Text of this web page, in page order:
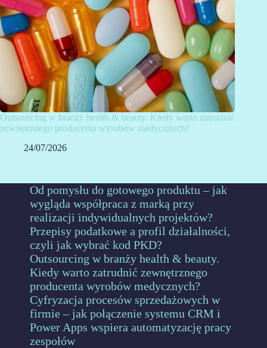
Outsourcing w branży health & beauty. Kiedy warto zatrudnić
zewnętrznego producenta wyrobów medycznych?
24/07/2026
Od pomysłu do gotowego produktu – jak
wygląda współpraca z marką przy
realizacji indywidualnych projektów?
Przepisy podatkowe a profil działalności,
czyli jak wybrać kod PKD?
Outsourcing w branży health & beauty.
Kiedy warto zatrudnić zewnętrznego
producenta wyrobów medycznych?
Cyfryzacja procesów sprzedażowych w
firmie – jak połączenie systemu CRM i
Power Apps wspiera automatyzację pracy
zespołów